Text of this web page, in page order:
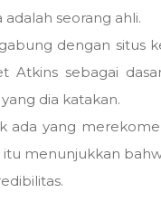
seorang ahli.
dengan situs
Atkins sebagai
dia katakan.
ada yang
menunjukkan